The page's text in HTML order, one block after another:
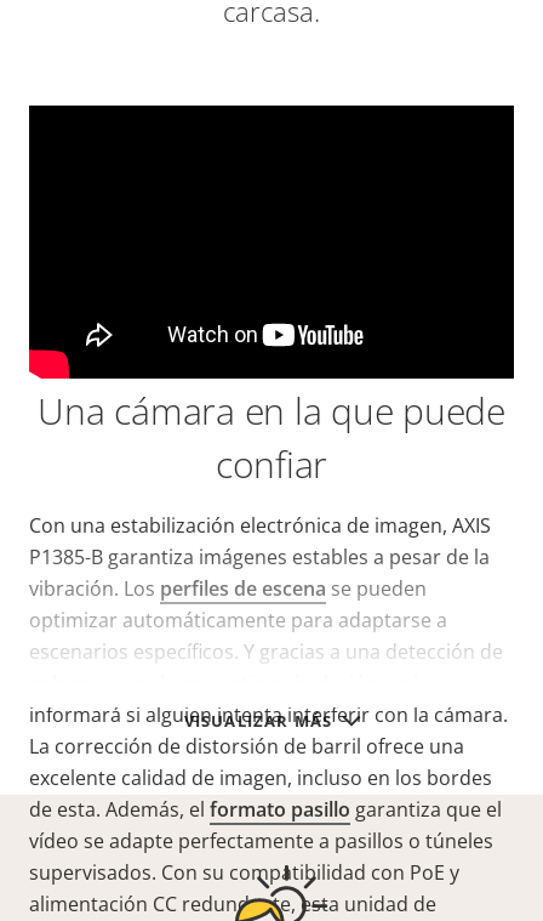
VISUALIZAR MÁS
carcasa.
Una cámara en la que puede
confiar
Con una estabilización electrónica de imagen, AXIS
P1385-B garantiza imágenes estables a pesar de la
vibración. Los perfiles de escena se pueden
optimizar automáticamente para adaptarse a
escenarios específicos. Y gracias a una detección de
informará si alguien intenta interferir con la cámara.
La corrección de distorsión de barril ofrece una
excelente calidad de imagen, incluso en los bordes
de esta. Además, el formato pasillo garantiza que el
vídeo se adapte perfectamente a pasillos o túneles
supervisados. Con su compatibilidad con PoE y
alimentación CC redundante, esta unidad de